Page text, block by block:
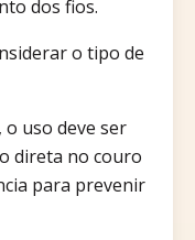
dos fios.
o tipo de
o uso deve ser
direta no couro
para prevenir